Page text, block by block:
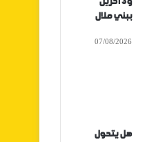
ببني ملال
07/08/2026
هل يتحول